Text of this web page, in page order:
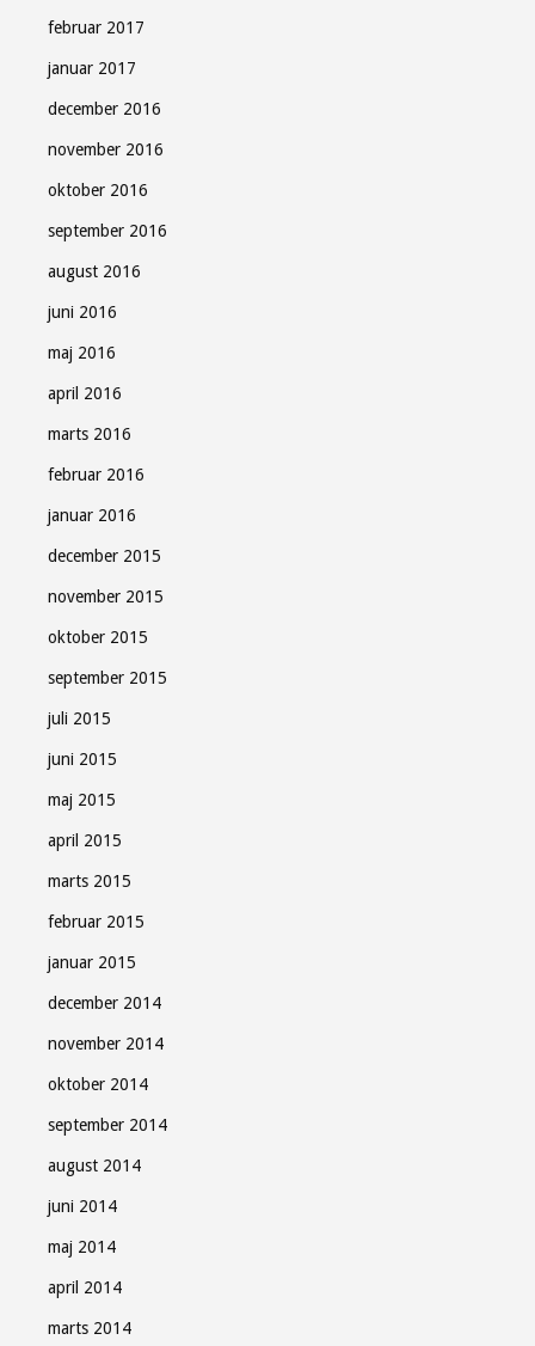
februar 2017
januar 2017
december 2016
november 2016
oktober 2016
september 2016
august 2016
juni 2016
maj 2016
april 2016
marts 2016
februar 2016
januar 2016
december 2015
november 2015
oktober 2015
september 2015
juli 2015
juni 2015
maj 2015
april 2015
marts 2015
februar 2015
januar 2015
december 2014
november 2014
oktober 2014
september 2014
august 2014
juni 2014
maj 2014
april 2014
marts 2014